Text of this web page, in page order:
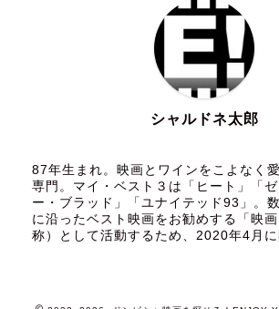
シャルドネ太郎
87年生まれ。映画とワインをこよなく
専門。マイ・ベスト３は「ヒート」「
ー・ブラッド」「ユナイテッド93」。
に沿ったベスト映画をお勧めする「映
称）として活動するため、2020年4月に